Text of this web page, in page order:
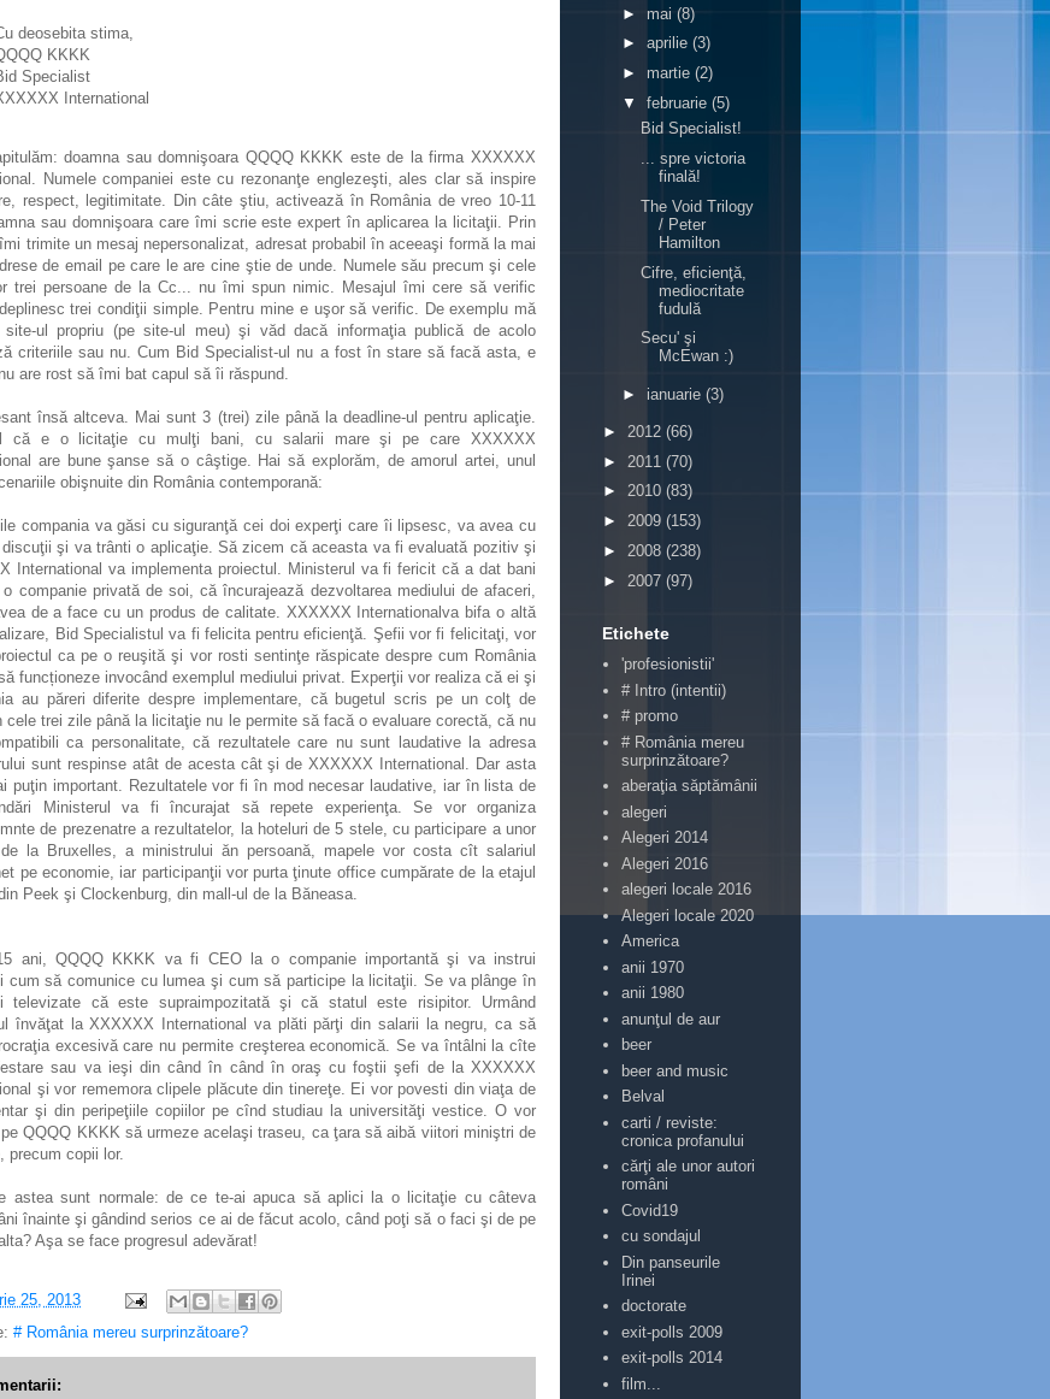
deosebita stima,
KKKK
Specialist
International
doamna sau domnişoara QQQQ KKKK este de la firma XXXXXX
Numele companiei este cu rezonanţe englezeşti, ales clar să inspire
respect, legitimitate. Din câte ştiu, activează în România de vreo 10-11
sau domnişoara care îmi scrie este expert în aplicarea la licitaţii. Prin
trimite un mesaj nepersonalizat, adresat probabil în aceeaşi formă la mai
de email pe care le are cine ştie de unde. Numele său precum şi cele
trei persoane de la Cc... nu îmi spun nimic. Mesajul îmi cere să verific
trei condiţii simple. Pentru mine e uşor să verific. De exemplu mă
ul propriu (pe site-ul meu) şi văd dacă informaţia publică de acolo
criteriile sau nu. Cum Bid Specialist-ul nu a fost în stare să facă asta, e
are rost să îmi bat capul să îi răspund.
însă altceva. Mai sunt 3 (trei) zile până la deadline-ul pentru aplicaţie.
că e o licitaţie cu mulţi bani, cu salarii mare şi pe care XXXXXX
are bune şanse să o câştige. Hai să explorăm, de amorul artei, unul
obişnuite din România contemporană:
compania va găsi cu siguranţă cei doi experţi care îi lipsesc, va avea cu
şi va trânti o aplicaţie. Să zicem că aceasta va fi evaluată pozitiv şi
International va implementa proiectul. Ministerul va fi fericit că a dat bani
companie privată de soi, că încurajează dezvoltarea mediului de afaceri,
de a face cu un produs de calitate. XXXXXX Internationalva bifa o altă
Bid Specialistul va fi felicita pentru eficienţă. Şefii vor fi felicitaţi, vor
ca pe o reuşită şi vor rosti sentinţe răspicate despre cum România
funcționeze invocând exemplul mediului privat. Experţii vor realiza că ei şi
au păreri diferite despre implementare, că bugetul scris pe un colţ de
cele trei zile până la licitaţie nu le permite să facă o evaluare corectă, că nu
ca personalitate, că rezultatele care nu sunt laudative la adresa
sunt respinse atât de acesta cât şi de XXXXXX International. Dar asta
puţin important. Rezultatele vor fi în mod necesar laudative, iar în lista de
Ministerul va fi încurajat să repete experienţa. Se vor organiza
de prezenatre a rezultatelor, la hoteluri de 5 stele, cu participare a unor
la Bruxelles, a ministrului ăn persoană, mapele vor costa cît salariul
pe economie, iar participanţii vor purta ţinute office cumpărate de la etajul
Peek şi Clockenburg, din mall-ul de la Băneasa.
ani, QQQQ KKKK va fi CEO la o companie importantă şi va instrui
cum să comunice cu lumea şi cum să participe la licitaţii. Se va plânge în
televizate că este supraimpozitată şi că statul este risipitor. Urmând
învăţat la XXXXXX International va plăti părţi din salarii la negru, ca să
excesivă care nu permite creşterea economică. Se va întâlni la cîte
sau va ieşi din când în când în oraş cu foştii şefi de la XXXXXX
şi vor rememora clipele plăcute din tinereţe. Ei vor povesti din viaţa de
şi din peripeţiile copiilor pe cînd studiau la universităţi vestice. O vor
QQQQ KKKK să urmeze acelaşi traseu, ca ţara să aibă viitori miniştri de
precum copii lor.
astea sunt normale: de ce te-ai apuca să aplici la o licitaţie cu câteva
înainte şi gândind serios ce ai de făcut acolo, când poţi să o faci şi de pe
Aşa se face progresul adevărat!
25, 2013
# România mereu surprinzătoare?
► mai (8)
► aprilie (3)
► martie (2)
▼ februarie (5)
Bid Specialist!
... spre victoria
finală!
The Void Trilogy
/ Peter
Hamilton
Cifre, eficienţă,
mediocritate
fudulă
Secu' şi
McEwan :)
► ianuarie (3)
► 2012 (66)
► 2011 (70)
► 2010 (83)
► 2009 (153)
► 2008 (238)
► 2007 (97)
Etichete
'profesionistii'
# Intro (intentii)
# promo
# România mereu
surprinzătoare?
aberaţia săptămânii
alegeri
Alegeri 2014
Alegeri 2016
alegeri locale 2016
Alegeri locale 2020
America
anii 1970
anii 1980
anunţul de aur
beer
beer and music
Belval
carti / reviste:
cronica profanului
cărţi ale unor autori
români
Covid19
cu sondajul
Din panseurile
Irinei
doctorate
exit-polls 2009
exit-polls 2014
film...